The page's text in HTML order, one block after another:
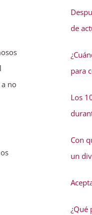
no
de
para
Los
Con
un
¿Qué